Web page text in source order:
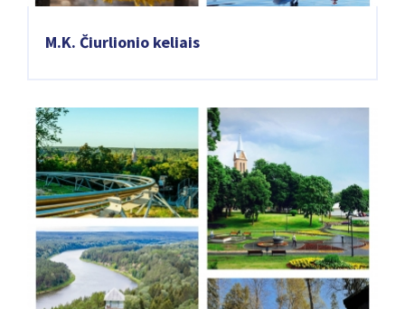
M.K. Čiurlionio keliais